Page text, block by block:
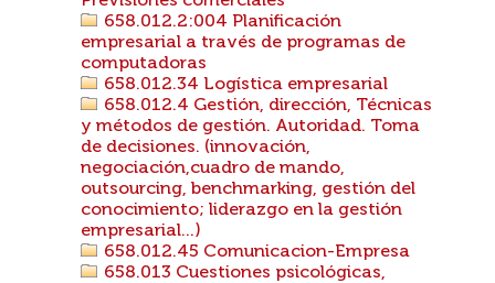
658.012.2:004 Planificación
empresarial a través de programas de
computadoras
658.012.34 Logística empresarial
658.012.4 Gestión, dirección, Técnicas
y métodos de gestión. Autoridad. Toma
de decisiones. (innovación,
negociación,cuadro de mando,
outsourcing, benchmarking, gestión del
conocimiento; liderazgo en la gestión
empresarial...)
658.012.45 Comunicacion-Empresa
658.013 Cuestiones psicológicas,